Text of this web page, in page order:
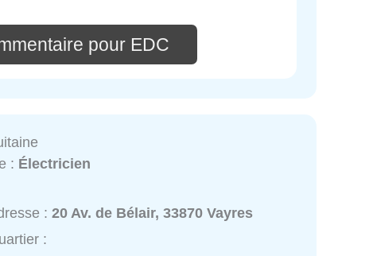
pour EDC
: Électricien
:20 Av. de Bélair, 33870 Vayres
: